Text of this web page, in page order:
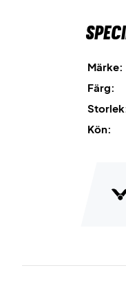
Sportig passformger
Märke:
Färg:
Kön: